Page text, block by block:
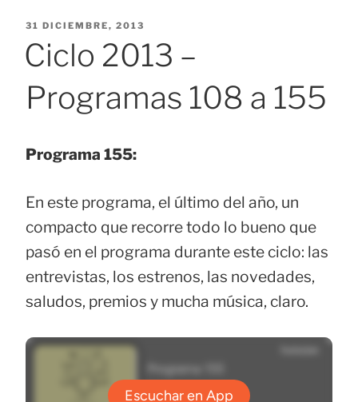
PUBLICADO
31 DICIEMBRE, 2013
Ciclo 2013 –
Programas 108 a 155
Programa 155:
En este programa, el último del año, un
compacto que recorre todo lo bueno que
pasó en el programa durante este ciclo: las
entrevistas, los estrenos, las novedades,
saludos, premios y mucha música, claro.